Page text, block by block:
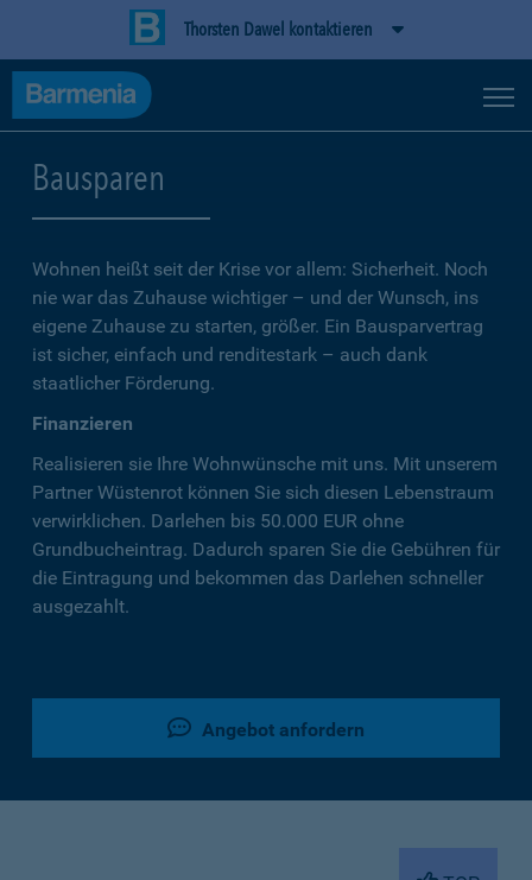
Thorsten Dawel kontaktieren
Bausparen
Wohnen heißt seit der Krise vor allem: Sicherheit. Noch
nie war das Zuhause wichtiger – und der Wunsch, ins
eigene Zuhause zu starten, größer. Ein Bausparvertrag
ist sicher, einfach und renditestark – auch dank
staatlicher Förderung.
Finanzieren
Realisieren sie Ihre Wohnwünsche mit uns. Mit unserem
Partner Wüstenrot können Sie sich diesen Lebenstraum
verwirklichen. Darlehen bis 50.000 EUR ohne
Grundbucheintrag. Dadurch sparen Sie die Gebühren für
die Eintragung und bekommen das Darlehen schneller
ausgezahlt.
Angebot anfordern